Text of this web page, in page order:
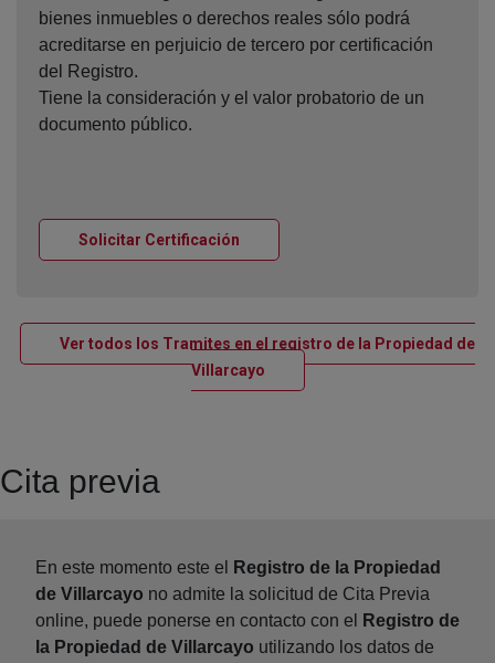
bienes inmuebles o derechos reales sólo podrá
acreditarse en perjuicio de tercero por certificación
del Registro.
Tiene la consideración y el valor probatorio de un
documento público.
Solicitar Certificación
Ver todos los Tramites en el registro de la Propiedad de
VillarcayoVentana nueva
Cita previa
En este momento este el
Registro de la Propiedad
de Villarcayo no admite la solicitud de Cita Previa
online, puede ponerse en contacto con el
Registro de
la Propiedad de Villarcayo utilizando los datos de